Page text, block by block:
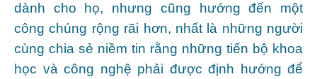
dành cho họ, nhưng cũng hướng đến một
công chúng rộng rãi hơn, nhất là những người
cùng chia sẻ niềm tin rằng những tiến bộ khoa
học và công nghệ phải được định hướng để